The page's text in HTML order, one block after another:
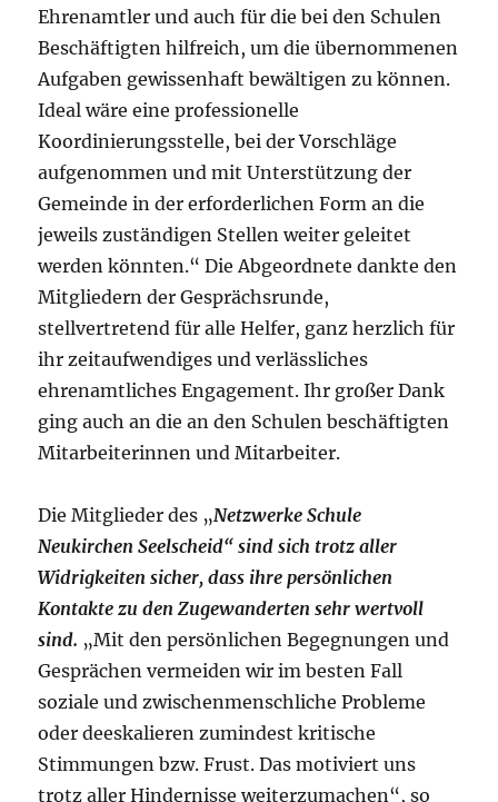
Ehrenamtler und auch für die bei den Schulen
Beschäftigten hilfreich, um die übernommenen
Aufgaben gewissenhaft bewältigen zu können.
Ideal wäre eine professionelle
Koordinierungsstelle, bei der Vorschläge
aufgenommen und mit Unterstützung der
Gemeinde in der erforderlichen Form an die
jeweils zuständigen Stellen weiter geleitet
werden könnten.“ Die Abgeordnete dankte den
Mitgliedern der Gesprächsrunde,
stellvertretend für alle Helfer, ganz herzlich für
ihr zeitaufwendiges und verlässliches
ehrenamtliches Engagement. Ihr großer Dank
ging auch an die an den Schulen beschäftigten
Mitarbeiterinnen und Mitarbeiter.
Die Mitglieder des „Netzwerke Schule
Neukirchen Seelscheid“ sind sich trotz aller
Widrigkeiten sicher, dass ihre persönlichen
Kontakte zu den Zugewanderten sehr wertvoll
sind. „Mit den persönlichen Begegnungen und
Gesprächen vermeiden wir im besten Fall
soziale und zwischenmenschliche Probleme
oder deeskalieren zumindest kritische
Stimmungen bzw. Frust. Das motiviert uns
trotz aller Hindernisse weiterzumachen“, so